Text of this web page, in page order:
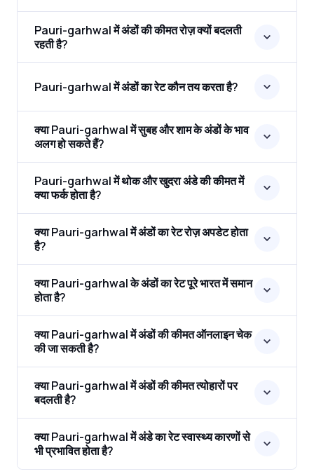
Pauri-garhwal में अंडों की कीमत रोज़ क्यों बदलती
रहती है?
Pauri-garhwal में अंडों का रेट कौन तय करता है?
क्या Pauri-garhwal में सुबह और शाम के अंडों के भाव
अलग हो सकते हैं?
Pauri-garhwal में थोक और खुदरा अंडे की कीमत में
क्या फर्क होता है?
क्या Pauri-garhwal में अंडों का रेट रोज़ अपडेट होता
है?
क्या Pauri-garhwal के अंडों का रेट पूरे भारत में समान
होता है?
क्या Pauri-garhwal में अंडों की कीमत ऑनलाइन चेक
की जा सकती है?
क्या Pauri-garhwal में अंडों की कीमत त्योहारों पर
बदलती है?
क्या Pauri-garhwal में अंडे का रेट स्वास्थ्य कारणों से
भी प्रभावित होता है?